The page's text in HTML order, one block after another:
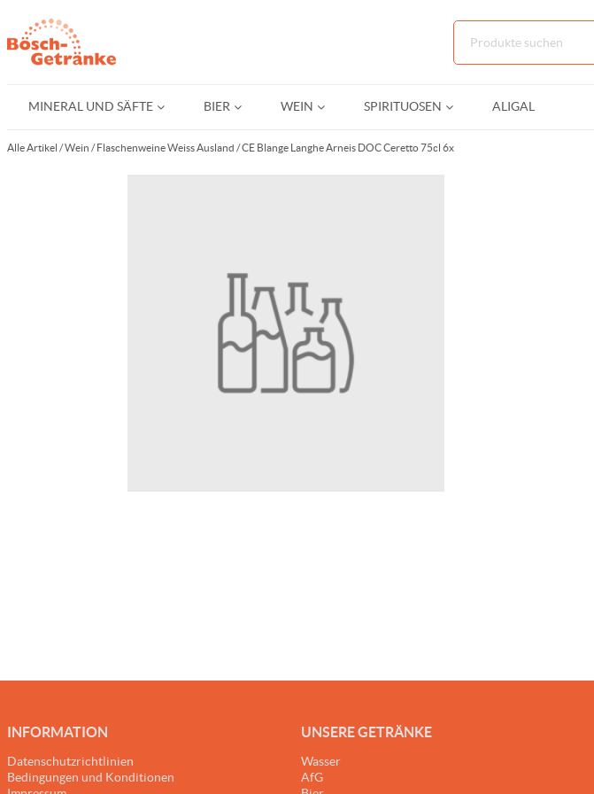
MINERAL UND SÄFTE BIER WEIN SPIRITUOSEN ALIGAL
Alle Artikel /Wein / Flaschenweine Weiss Ausland /CE Blange Langhe Arneis DOC Ceretto 75cl 6x
INFORMATION
Datenschutzrichtlinien
Bedingungen und Konditionen
UNSERE GETRÄNKE
Wasser
AfG